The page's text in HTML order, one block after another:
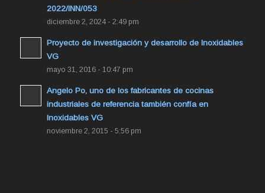
2022/INN/053
diciembre 2, 2024 - 2:49 pm
Proyecto de investigación y desarrollo de Inoxidables
VG
mayo 31, 2016 - 10:47 pm
Angelo Po, uno de los fabricantes de cocinas
industriales de referencia también confía en
Inoxidables VG
noviembre 2, 2015 - 5:56 pm